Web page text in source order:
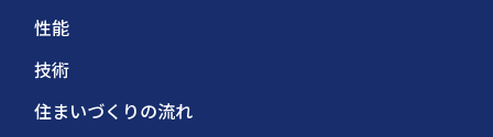
性能
技術
住まいづくりの流れ